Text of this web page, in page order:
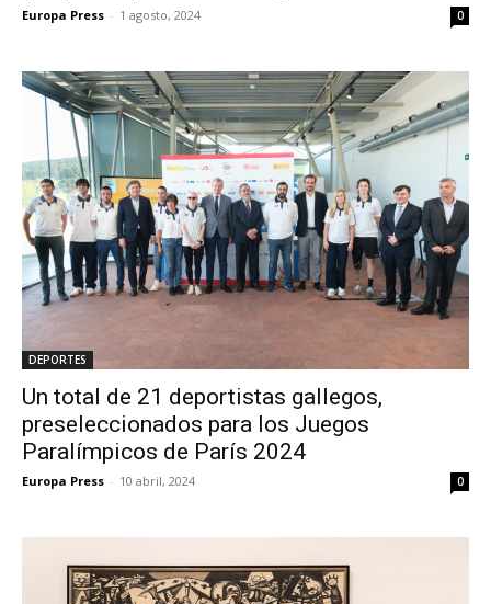
Europa Press - 1 agosto, 2024 0
DEPORTES
Un total de 21 deportistas gallegos,
preseleccionados para los Juegos
Paralímpicos de París 2024
Europa Press - 10 abril, 2024 0